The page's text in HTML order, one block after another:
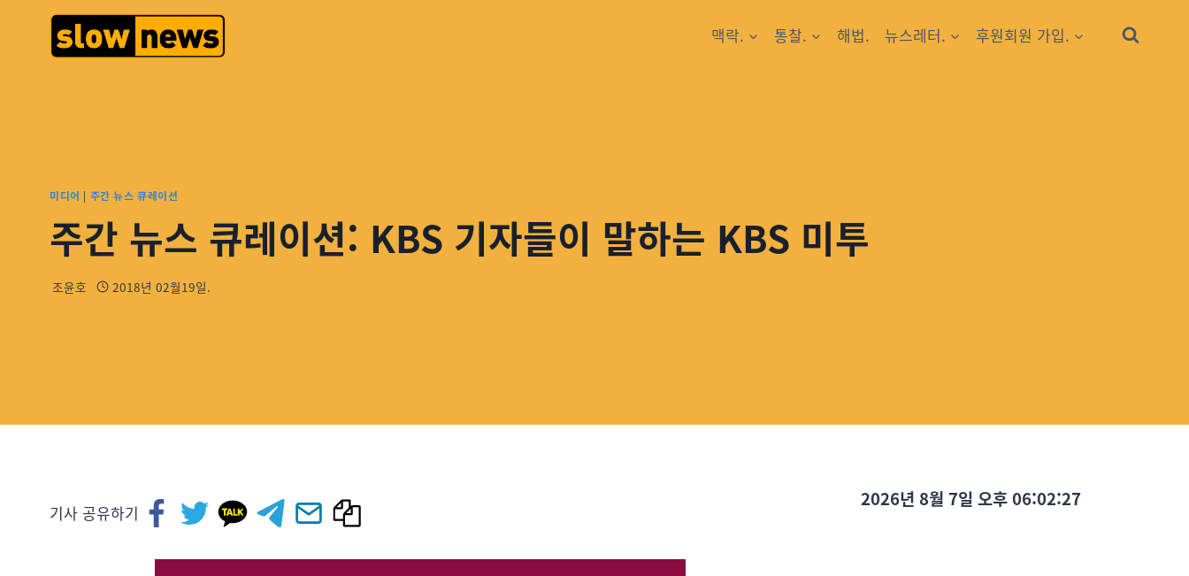
맥락. 통찰. 해법. 뉴스레터. 후원회원 가입.
미디어 | 주간 뉴스 큐레이션
주간 뉴스 큐레이션: KBS 기자들이 말하는 KBS 미투
조윤호 2018년 02월19일.
기사 공유하기
2026년 8월 7일 오후 06:02:28